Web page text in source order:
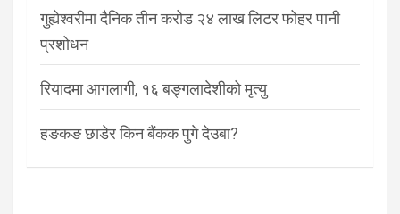
गुह्येश्वरीमा दैनिक तीन करोड २४ लाख लिटर फोहर पानी
प्रशोधन
रियादमा आगलागी, १६ बङ्गलादेशीको मृत्यु
हङकङ छाडेर किन बैंकक पुगे देउबा?